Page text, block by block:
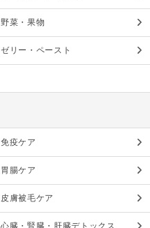
野菜・果物
ゼリー・ペースト
免疫ケア
胃腸ケア
皮膚被毛ケア
心臓・腎臓・肝臓デトックス